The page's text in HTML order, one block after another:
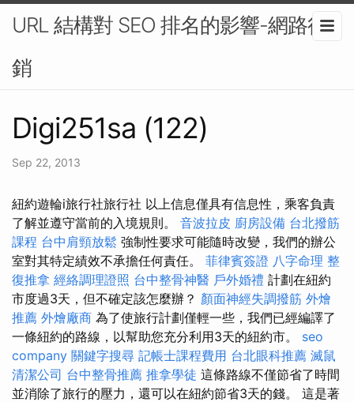
URL 結構對 SEO 排名的影響-網路行
銷
Digi251sa (122)
Sep 22, 2013
紐約遊輪i旅行社旅行社 以上信息僅具有信息性，乘客負責
了解並遵守當前的入境規則。 音波拉皮 廚房設備 台北撥筋
課程 台中肩頸放鬆 強制性要求可能隨時改變，我們的辦公
室對其特定績效不承擔任何責任。 菲律賓簽證 八字命理 整
復推拿 經絡調理證照 台中整骨神醫 戶外婚禮 計劃在紐約
市度過3天，但不確定該怎麼辦？ 顏面神經失調撥筋 外燴
推薦 外燴廠商 為了使旅行計劃僅輕一些，我們已經編譯了
一條紐約的路線，以幫助您充分利用3天的紐約市。 seo
company 關鍵字搜尋 記帳士課程費用 台北眼科推薦 滅鼠
清潔公司 台中整骨推薦 推拿學徒 這條路線不僅節省了時間
並消除了旅行的壓力，還可以在紐約節省3天的錢。 這是著